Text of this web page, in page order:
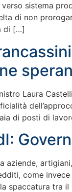
sistema
di non
di […]
Laura
di posti di
aziende,
come
spaccatura tra